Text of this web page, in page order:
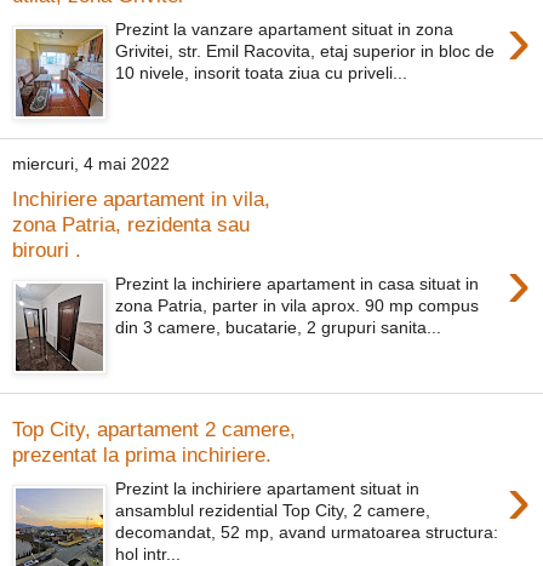
›
Prezint la vanzare apartament situat in zona
Grivitei, str. Emil Racovita, etaj superior in bloc de
10 nivele, insorit toata ziua cu priveli...
miercuri, 4 mai 2022
Inchiriere apartament in vila,
zona Patria, rezidenta sau
birouri .
›
Prezint la inchiriere apartament in casa situat in
zona Patria, parter in vila aprox. 90 mp compus
din 3 camere, bucatarie, 2 grupuri sanita...
Top City, apartament 2 camere,
prezentat la prima inchiriere.
›
Prezint la inchiriere apartament situat in
ansamblul rezidential Top City, 2 camere,
decomandat, 52 mp, avand urmatoarea structura:
hol intr...